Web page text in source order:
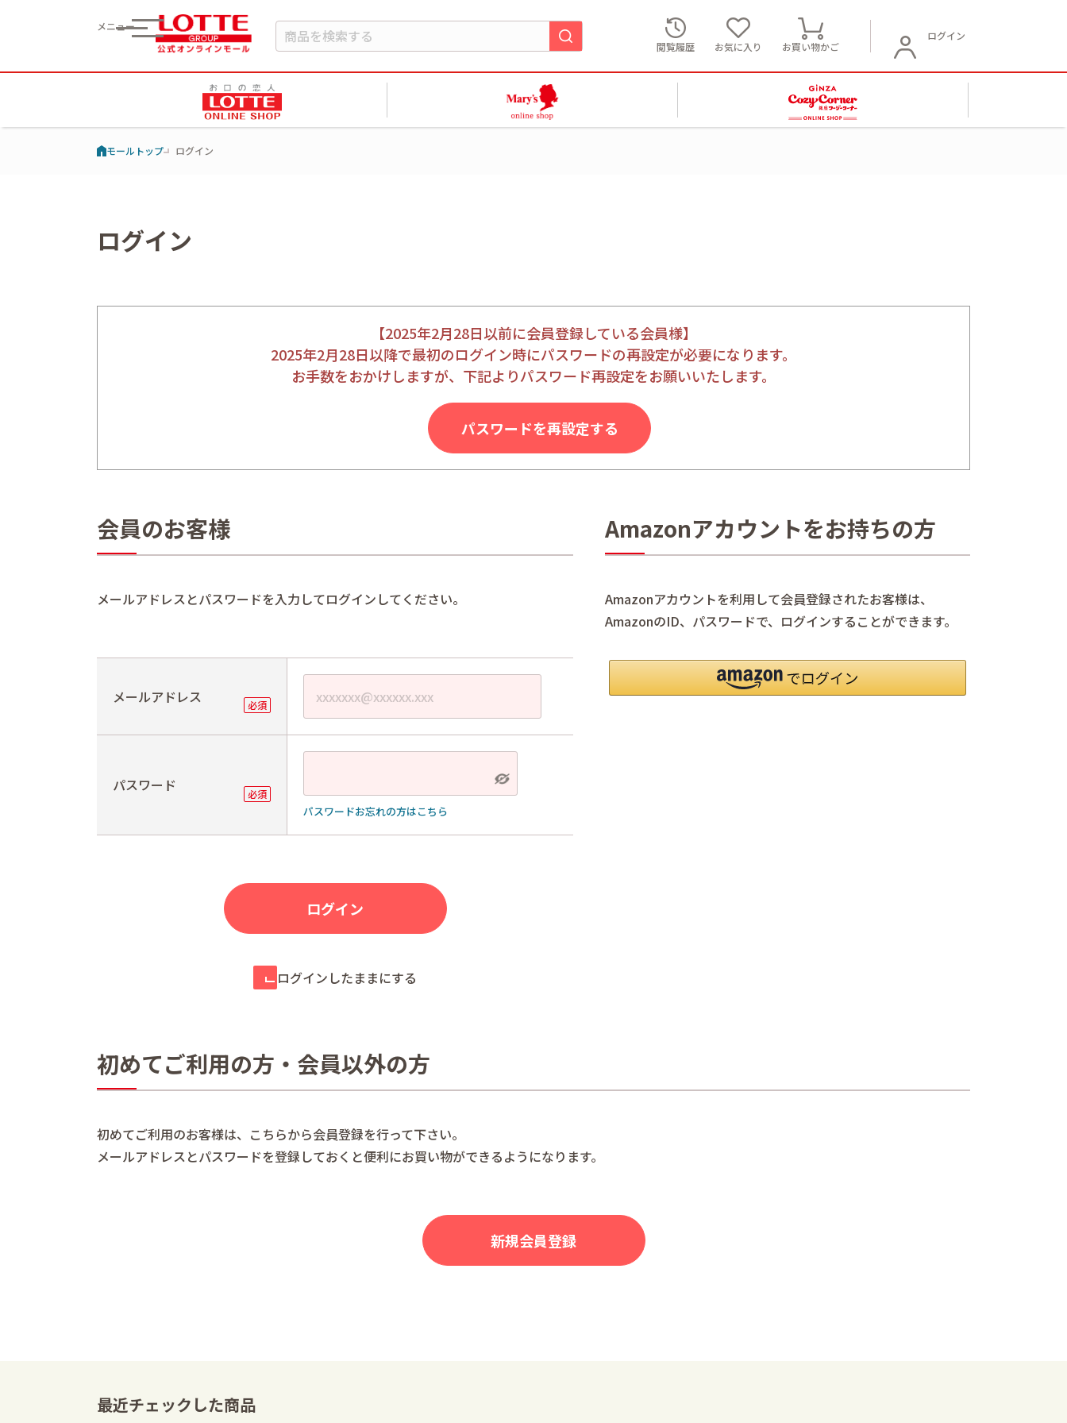
メニュー
閲覧履歴
お気に入り お買い物かご
ログイン
モールトップ ログイン
ログイン
【2025年2月28日以前に会員登録している会員様】
2025年2月28日以降で最初のログイン時にパスワードの再設定が必要になります。
お手数をおかけしますが、下記よりパスワード再設定をお願いいたします。
パスワードを再設定する
会員のお客様
メールアドレスとパスワードを入力してログインしてください。
メールアドレス
パスワード
パスワードお忘れの方はこちら
ログインしたままにする
Amazonアカウントをお持ちの方
Amazonアカウントを利用して会員登録されたお客様は、
AmazonのID、パスワードで、ログインすることができます。
初めてご利用の方・会員以外の方
初めてご利用のお客様は、こちらから会員登録を行って下さい。
メールアドレスとパスワードを登録しておくと便利にお買い物ができるようになります。
最近チェックした商品